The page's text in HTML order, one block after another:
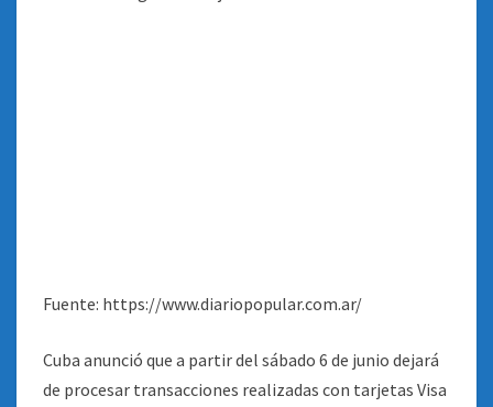
Fuente: https://www.diariopopular.com.ar/
Cuba anunció que a partir del sábado 6 de junio dejará
de procesar transacciones realizadas con tarjetas Visa